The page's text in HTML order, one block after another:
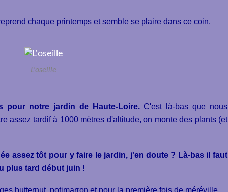
chaque printemps et semble se plaire dans ce coin.
L'oseille
pour notre jardin de Haute-Loire. C'est là-bas que nous
assez tardif à 1000 mètres d'altitude, on monte des plants (et
assez tôt pour y faire le jardin, j'en doute ? Là-bas il faut
plus tard début juin !
butternut, potimarron et pour la première fois de méréville.